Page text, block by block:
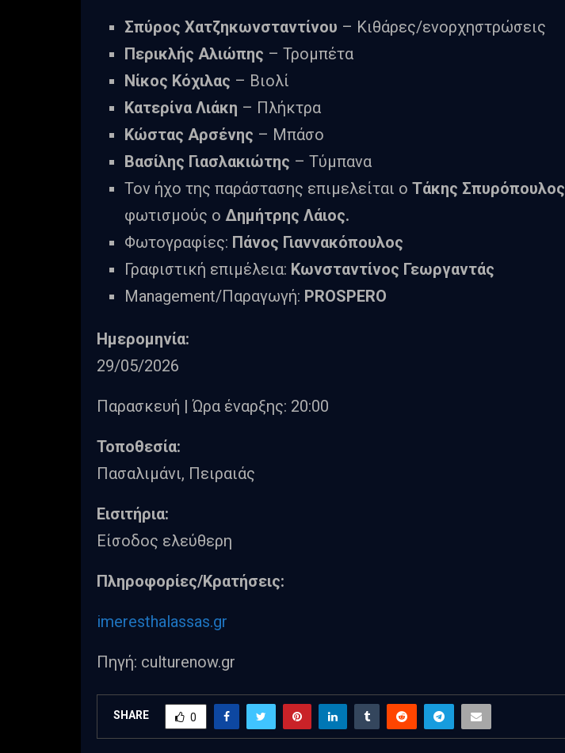
Σπύρος Χατζηκωνσταντίνου – Κιθάρες/ενορχηστρώσεις
Περικλής Αλιώπης – Τρομπέτα
Νίκος Κόχιλας – Βιολί
Κατερίνα Λιάκη – Πλήκτρα
Κώστας Αρσένης – Μπάσο
Βασίλης Γιασλακιώτης – Τύμπανα
Τον ήχο της παράστασης επιμελείται ο Τάκης Σπυρόπουλος
φωτισμούς ο Δημήτρης Λάιος.
Φωτογραφίες: Πάνος Γιαννακόπουλος
Γραφιστική επιμέλεια: Κωνσταντίνος Γεωργαντάς
Management/Παραγωγή: PROSPERO
Ημερομηνία:
29/05/2026
Παρασκευή | Ώρα έναρξης: 20:00
Τοποθεσία:
Πασαλιμάνι, Πειραιάς
Eισιτήρια:
Είσοδος ελεύθερη
Πληροφορίες/Κρατήσεις:
imeresthalassas.gr
Πηγή: culturenow.gr
SHARE 0